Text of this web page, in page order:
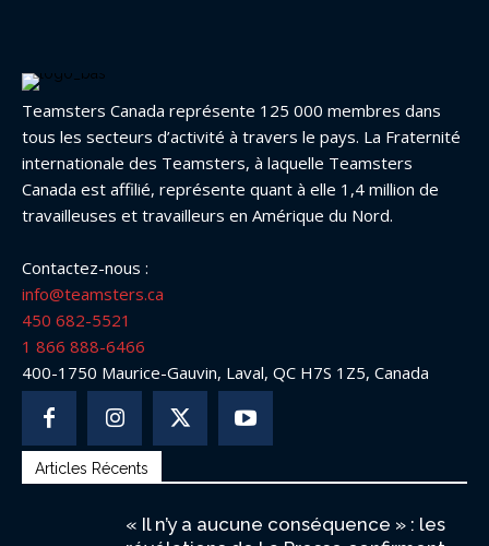
Teamsters Canada représente 125 000 membres dans
tous les secteurs d’activité à travers le pays. La Fraternité
internationale des Teamsters, à laquelle Teamsters
Canada est affilié, représente quant à elle 1,4 million de
travailleuses et travailleurs en Amérique du Nord.
Contactez-nous :
info@teamsters.ca
450 682-5521
1 866 888-6466
400-1750 Maurice-Gauvin, Laval, QC H7S 1Z5, Canada
Articles Récents
« Il n’y a aucune conséquence » : les